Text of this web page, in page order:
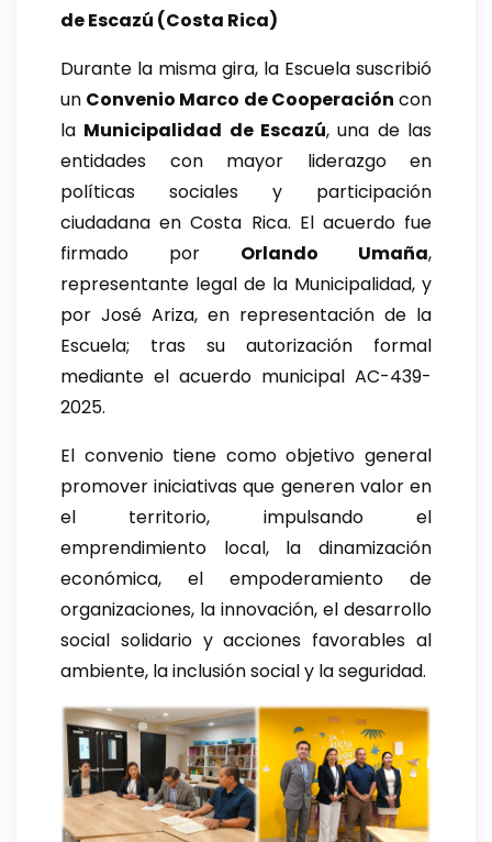
de Escazú (Costa Rica)
Durante la misma gira, la Escuela suscribió
un Convenio Marco de Cooperación con
la Municipalidad de Escazú, una de las
entidades con mayor liderazgo en
políticas sociales y participación
ciudadana en Costa Rica. El acuerdo fue
firmado por Orlando Umaña,
representante legal de la Municipalidad, y
por José Ariza, en representación de la
Escuela; tras su autorización formal
mediante el acuerdo municipal AC-439-
2025.
El convenio tiene como objetivo general
promover iniciativas que generen valor en
el territorio, impulsando el
emprendimiento local, la dinamización
económica, el empoderamiento de
organizaciones, la innovación, el desarrollo
social solidario y acciones favorables al
ambiente, la inclusión social y la seguridad.